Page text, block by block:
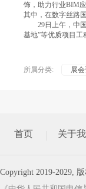
饰，助力行业BIM
其中，在数字丝路
29日上午，中国
基地”等优质项目工
所属分类: 展
首页 关于
Copyright 2019-2029,